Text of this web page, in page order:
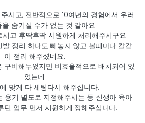
시고, 전반적으로 10여년의 경험에서 우러
을 숨기실 수가 없는 것 같아요.
고 후딱후딱 시원하게 처리해주시구요.
발 정리 하나도 빼놓지 않고 볼때마다 칼같
이 정리 해주셨네요.
구비해두었지만 비효율적으로 배치되어 있
었는데
맞게 다 세팅다시 해주십니다.
용기 별도로 지정해주시는 등 신생아 육아
틴 업무 먼저 시원하게 정해주십니다.